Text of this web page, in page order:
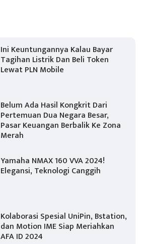
Ini Keuntungannya Kalau Bayar
Tagihan Listrik Dan Beli Token
Lewat PLN Mobile
Belum Ada Hasil Kongkrit Dari
Pertemuan Dua Negara Besar,
Pasar Keuangan Berbalik Ke Zona
Merah
Yamaha NMAX 160 VVA 2024!
Elegansi, Teknologi Canggih
Kolaborasi Spesial UniPin, Bstation,
dan Motion IME Siap Meriahkan
AFA ID 2024